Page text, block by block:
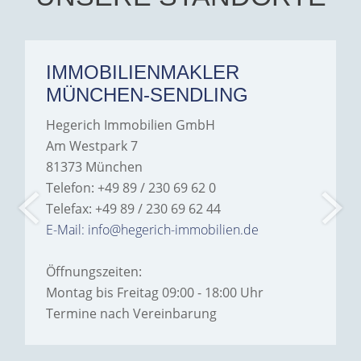
IMMOBILIENMAKLER
MÜNCHEN-SENDLING
Hegerich Immobilien GmbH
Am Westpark 7
81373 München
Telefon: +49 89 / 230 69 62 0
Telefax: +49 89 / 230 69 62 44
E-Mail: info@hegerich-immobilien.de
Öffnungszeiten:
Montag bis Freitag 09:00 - 18:00 Uhr
Termine nach Vereinbarung